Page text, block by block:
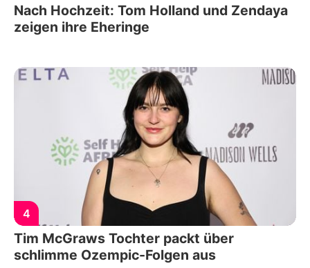
Nach Hochzeit: Tom Holland und Zendaya
zeigen ihre Eheringe
4
Tim McGraws Tochter packt über
schlimme Ozempic-Folgen aus